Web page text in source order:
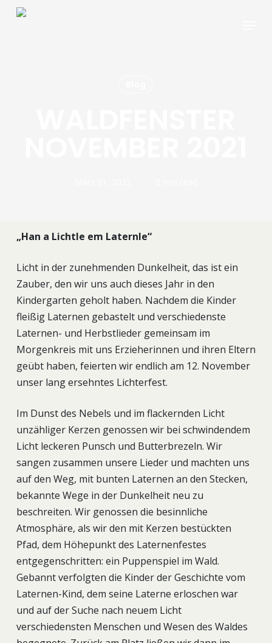
Skip
„Han a Lichtle em Laternle“
Licht in der zunehmenden Dunkelheit, das ist ein
Zauber, den wir uns auch dieses Jahr in den
Kindergarten geholt haben. Nachdem die Kinder
fleißig Laternen gebastelt und verschiedenste
Laternen- und Herbstlieder gemeinsam im
Morgenkreis mit uns Erzieherinnen und ihren Eltern
geübt haben, feierten wir endlich am 12. November
unser lang ersehntes Lichterfest.
Im Dunst des Nebels und im flackernden Licht
unzähliger Kerzen genossen wir bei schwindendem
Licht leckeren Punsch und Butterbrezeln. Wir
sangen zusammen unsere Lieder und machten uns
auf den Weg, mit bunten Laternen an den Stecken,
bekannte Wege in der Dunkelheit neu zu
beschreiten. Wir genossen die besinnliche
Atmosphäre, als wir den mit Kerzen bestückten
Pfad, dem Höhepunkt des Laternenfestes
entgegenschritten: ein Puppenspiel im Wald.
Gebannt verfolgten die Kinder der Geschichte vom
Laternen-Kind, dem seine Laterne erloschen war
und auf der Suche nach neuem Licht
verschiedensten Menschen und Wesen des Waldes